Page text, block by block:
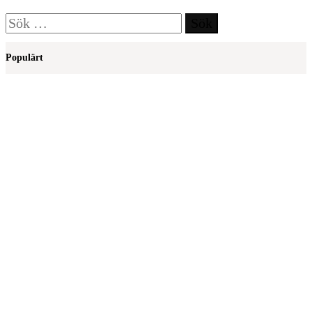
Sök
efter:
Populärt